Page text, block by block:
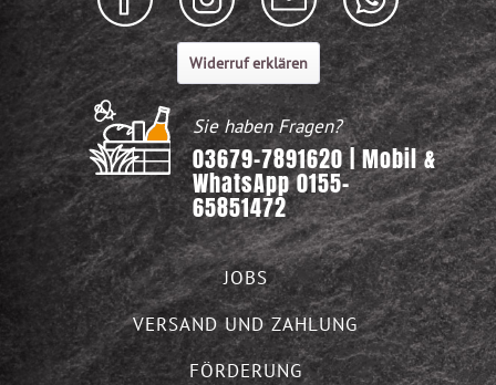
Widerruf erklären
Sie haben Fragen?
03679-7891620 | Mobil &
WhatsApp 0155-
65851472
JOBS
VERSAND UND ZAHLUNG
FÖRDERUNG